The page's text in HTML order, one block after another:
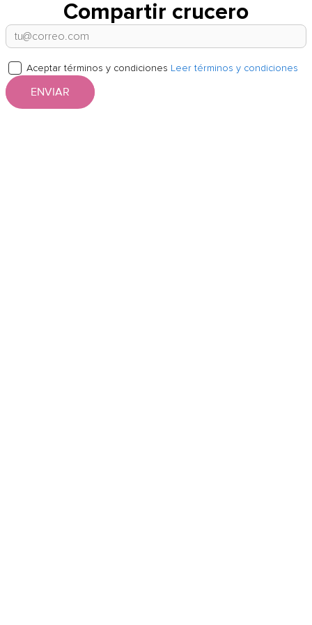
Compartir crucero
Aceptar términos y condiciones Leer términos y condiciones
ENVIAR